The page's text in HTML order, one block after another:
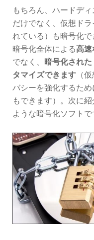
もちろん、ハードデ
だけでなく、仮想ド
れている）も暗号化
暗号化全体による高速
でなく、
暗号化され
タマイズできます （
バシーを強化するた
もできます）。次に紹
ような暗号化ソフトで